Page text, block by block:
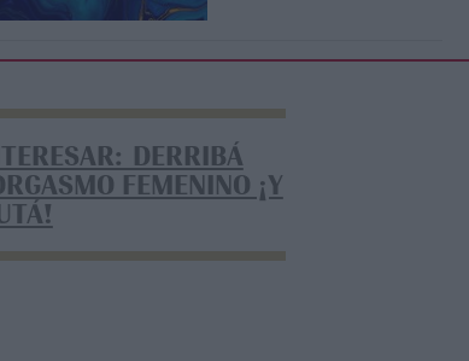
DERRIBÁ
FEMENINO ¡Y